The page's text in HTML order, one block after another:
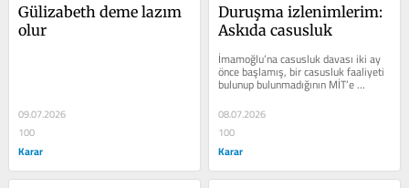
Gülizabeth deme lazım
olur
09.07.2026
100
Karar
Duruşma izlenimlerim:
Askıda casusluk
İmamoğlu’na casusluk davası iki ay
önce başlamış, bir casusluk faaliyeti
bulunup bulunmadığının MİT’e
sorulmasına karar verilmişti....
08.07.2026
100
Karar